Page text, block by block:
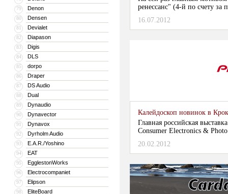
79 Denon
80 Densen
81 Devialet
82 Diapason
83 Digis
84 DLS
85 dorpo
86 Draper
87 DS Audio
88 Dual
89 Dynaudio
90 Dynavector
91 Dynavox
92 Dyrholm Audio
93 E.A.R./Yoshino
94 EAT
95 EgglestonWorks
96 Electrocompaniet
97 Elipson
98 EliteBoard
ренессанс" (4-й по счету за
вновь превзошло все
16.07.2012
Калейдоскоп новинок в
Главная российская
Consumer Electronics &
2, залы 5, 7, 8, а также в
20.02.2012